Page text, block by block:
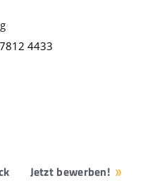
4433
Jetzt bewerben!